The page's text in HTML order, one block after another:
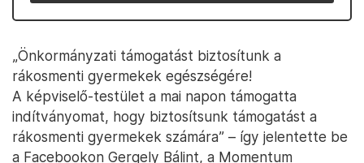
„Önkormányzati támogatást biztosítunk a
rákosmenti gyermekek egészségére!
A képviselő-testület a mai napon támogatta
indítványomat, hogy biztosítsunk támogatást a
rákosmenti gyermekek számára” – így jelentette be
a Facebookon Gergely Bálint, a Momentum